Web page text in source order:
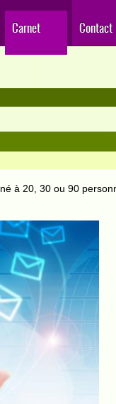
Carnet Contact
à 20, 30 ou 90